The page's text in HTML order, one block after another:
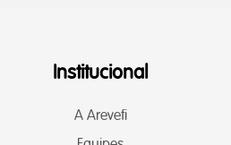
Institucional
A Arevefi